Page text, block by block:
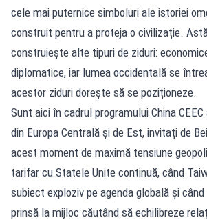
cele mai puternice simboluri ale istoriei
construit pentru a proteja o civilizație.
construiește alte tipuri de ziduri:
diplomatice, iar lumea occidentală se
acestor ziduri dorește să se poziționeze.
Sunt aici în cadrul programului China
din Europa Centrală și de Est, invitați de
acest moment de maximă tensiune
tarifar cu Statele Unite continuă, când
subiect exploziv pe agenda globală și
prinsă la mijloc căutând să echilibreze